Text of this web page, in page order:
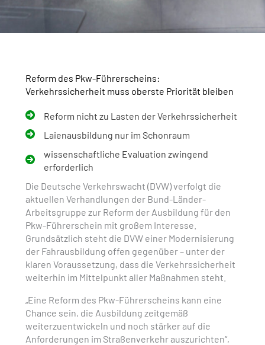
Reform des Pkw-Führerscheins:
Verkehrssicherheit muss oberste Priorität bleiben
Reform nicht zu Lasten der Verkehrssicherheit
Laienausbildung nur im Schonraum
wissenschaftliche Evaluation zwingend
erforderlich
Die Deutsche Verkehrswacht (DVW) verfolgt die
aktuellen Verhandlungen der Bund-Länder-
Arbeitsgruppe zur Reform der Ausbildung für den
Pkw-Führerschein mit großem Interesse.
Grundsätzlich steht die DVW einer Modernisierung
der Fahrausbildung offen gegenüber – unter der
klaren Voraussetzung, dass die Verkehrssicherheit
weiterhin im Mittelpunkt aller Maßnahmen steht.
„Eine Reform des Pkw-Führerscheins kann eine
Chance sein, die Ausbildung zeitgemäß
weiterzuentwickeln und noch stärker auf die
Anforderungen im Straßenverkehr auszurichten“,